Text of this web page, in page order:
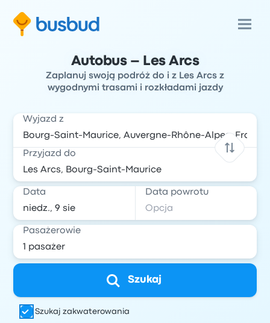
Autobus – Les Arcs
Zaplanuj swoją podróż do i z Les Arcs z
wygodnymi trasami i rozkładami jazdy
Wyjazd z
Przyjazd do
Data Data powrotu
Pasażerowie
Szukaj
Szukaj zakwaterowania